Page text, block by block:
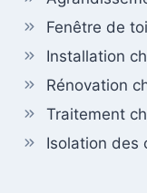
Fenêtre de
Installation
Rénovation
Traitement
Isolation des